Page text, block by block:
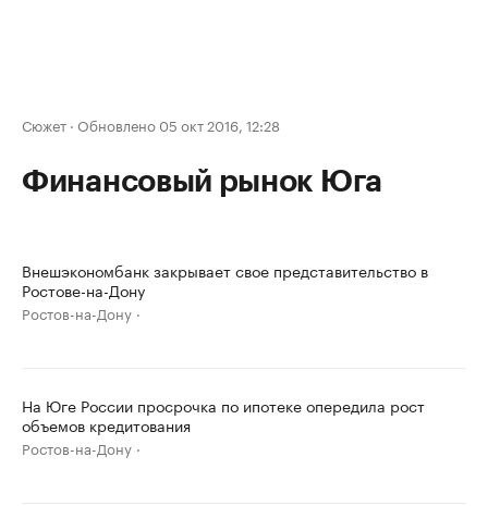
Сюжет · Обновлено 05 окт 2016, 12:28
Финансовый рынок Юга
Внешэкономбанк закрывает свое представительство в
Ростове-на-Дону
Ростов-на-Дону
На Юге России просрочка по ипотеке опередила рост
объемов кредитования
Ростов-на-Дону